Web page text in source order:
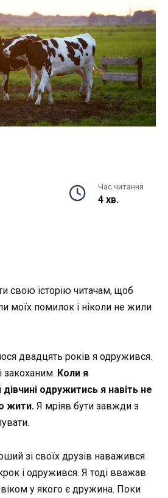
Час читання
4 хв.
свою історію читачам, щоб
моїх помилок і ніколи не жили
двадцять років я одружився.
закоханим. Коли я
одружитись я навіть не
жити. Я мріяв бути завжди з
зі своїх друзів наважився
і одружився. Я тоді вважав
у якого є дружина. Поки